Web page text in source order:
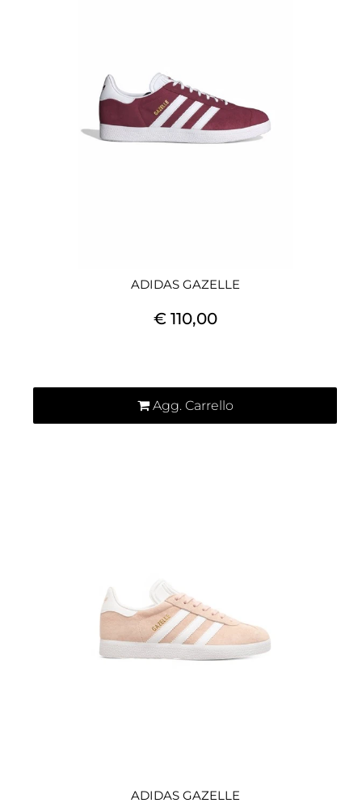
ADIDAS GAZELLE
€ 110,00
Agg. Carrello
ADIDAS GAZELLE